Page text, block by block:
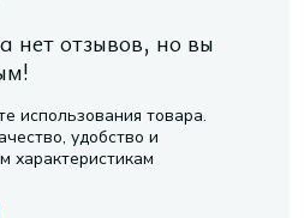
нет отзывов, но вы
использования товара.
удобство и
характеристикам